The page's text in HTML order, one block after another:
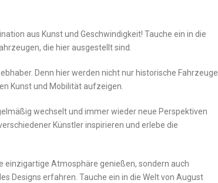
aus Kunst​ und Geschwindigkeit! Tauche ‌ein in die
die hier⁤ ausgestellt sind.
⁤Denn hier‍ werden nicht nur historische Fahrzeuge
Kunst und Mobilität aufzeigen.
‍wechselt und immer wieder neue Perspektiven
Künstler inspirieren und erlebe die
einzigartige⁤ Atmosphäre ⁤genießen,​ sondern‌ auch
Designs erfahren. Tauche ein in die Welt von August